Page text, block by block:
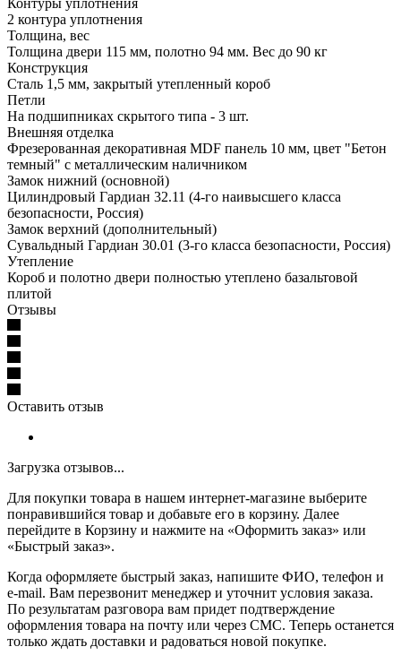
2 контура уплотнения
Толщина, вес
Толщина двери 115 мм, полотно 94 мм. Вес до 90 кг
Конструкция
Сталь 1,5 мм, закрытый утепленный короб
Петли
На подшипниках скрытого типа - 3 шт.
Внешняя отделка
Фрезерованная декоративная MDF панель 10 мм, цвет "Бетон
темный" с металлическим наличником
Замок нижний (основной)
Цилиндровый Гардиан 32.11 (4-го наивысшего класса
безопасности, Россия)
Замок верхний (дополнительный)
Сувальдный Гардиан 30.01 (3-го класса безопасности, Россия)
Утепление
Короб и полотно двери полностью утеплено базальтовой
плитой
Отзывы
Оставить отзыв
Загрузка отзывов...
Для покупки товара в нашем интернет-магазине выберите
понравившийся товар и добавьте его в корзину. Далее
перейдите в Корзину и нажмите на «Оформить заказ» или
«Быстрый заказ».
Когда оформляете быстрый заказ, напишите ФИО, телефон и
e-mail. Вам перезвонит менеджер и уточнит условия заказа.
По результатам разговора вам придет подтверждение
оформления товара на почту или через СМС. Теперь останется
только ждать доставки и радоваться новой покупке.